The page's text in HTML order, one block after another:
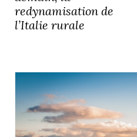
redynamisation de
l’Italie rurale